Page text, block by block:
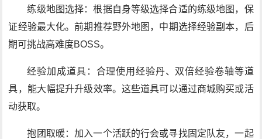
练级地图选择：根据自身等级选择合适的练级地图，保
证经验最大化。前期推荐野外地图，中期选择经验副本，后
期可挑战高难度BOSS。
经验加成道具：合理使用经验丹、双倍经验卷轴等道
具，能大幅提升升级效率。这些道具可以通过商城购买或活
动获取。
抱团取暖：加入一个活跃的行会或寻找固定队友，一起